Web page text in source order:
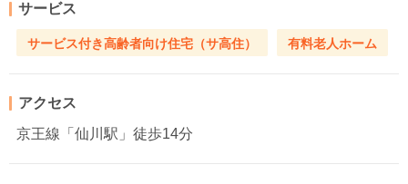
サービス
サービス付き高齢者向け住宅（サ高住） 有料老人ホーム
アクセス
京王線「仙川駅」徒歩14分